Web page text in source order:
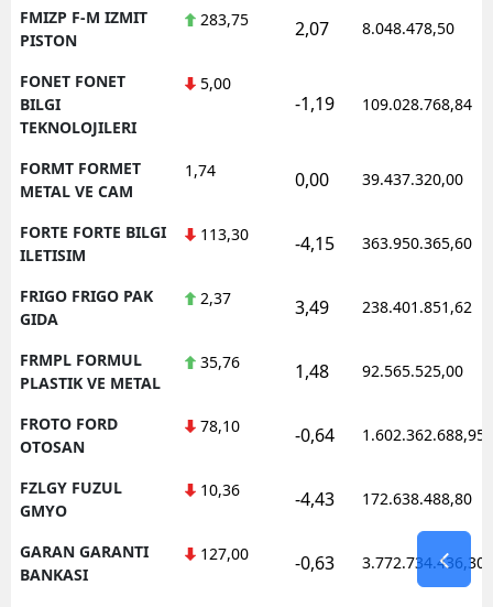
FMIZP F-M IZMIT
PISTON
283,75 2,07 8.048.478,50
FONET FONET
BILGI
TEKNOLOJILERI
5,00
-1,19 109.028.768,84
FORMT FORMET
METAL VE CAM
1,74 0,00 39.437.320,00
FORTE FORTE BILGI
ILETISIM
113,30 -4,15 363.950.365,60
FRIGO FRIGO PAK
GIDA
2,37 3,49 238.401.851,62
FRMPL FORMUL
PLASTIK VE METAL
35,76 1,48 92.565.525,00
FROTO FORD
OTOSAN
78,10 -0,64 1.602.362.688,95
FZLGY FUZUL
GMYO
10,36 -4,43 172.638.488,80
GARAN GARANTI
BANKASI
127,00 -0,63 3.772.734.436,30